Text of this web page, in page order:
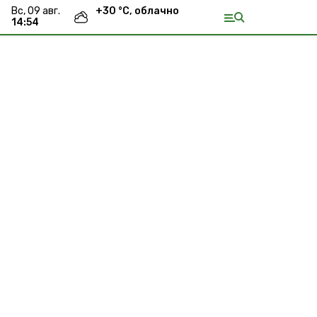
вс, 09 авг.
14:54
+30 °С, облачно